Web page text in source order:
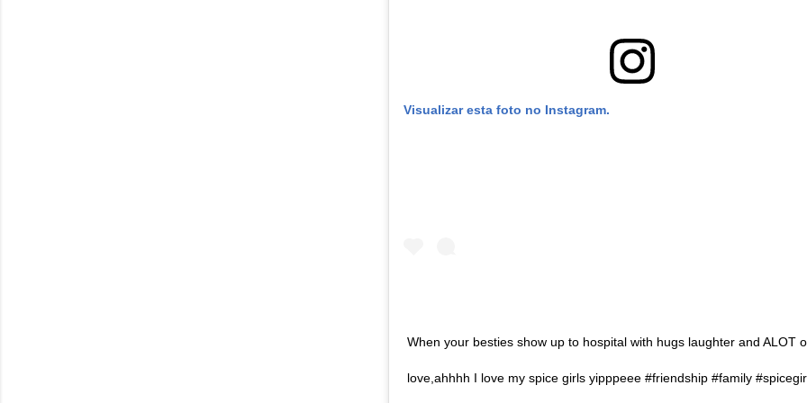
Visualizar esta foto no Instagram.
When your besties show up to hospital with hugs laughter and ALOT
love,ahhhh I love my spice girls yipppeee #friendship #family